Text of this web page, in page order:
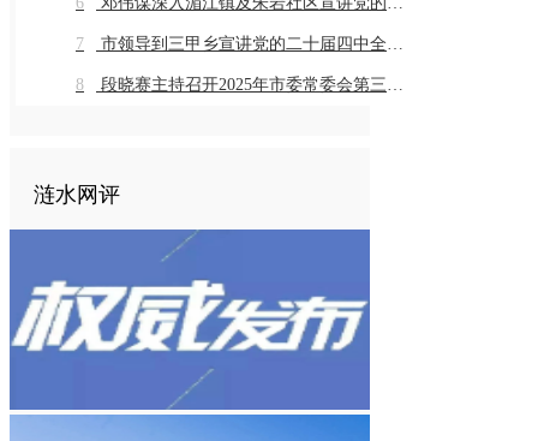
7 市领导到三甲乡宣讲党的二十届四中全会精神
8 段晓赛主持召开2025年市委常委会第三十一次会议
涟水网评